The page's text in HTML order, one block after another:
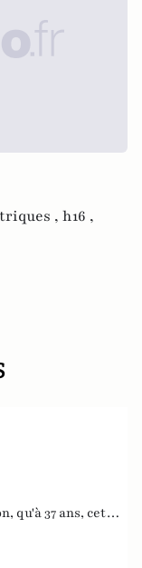
, h16 ,
qu'à 37 ans, cet
Belgique et
gère et